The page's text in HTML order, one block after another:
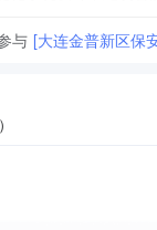
与 [大连金普新区保